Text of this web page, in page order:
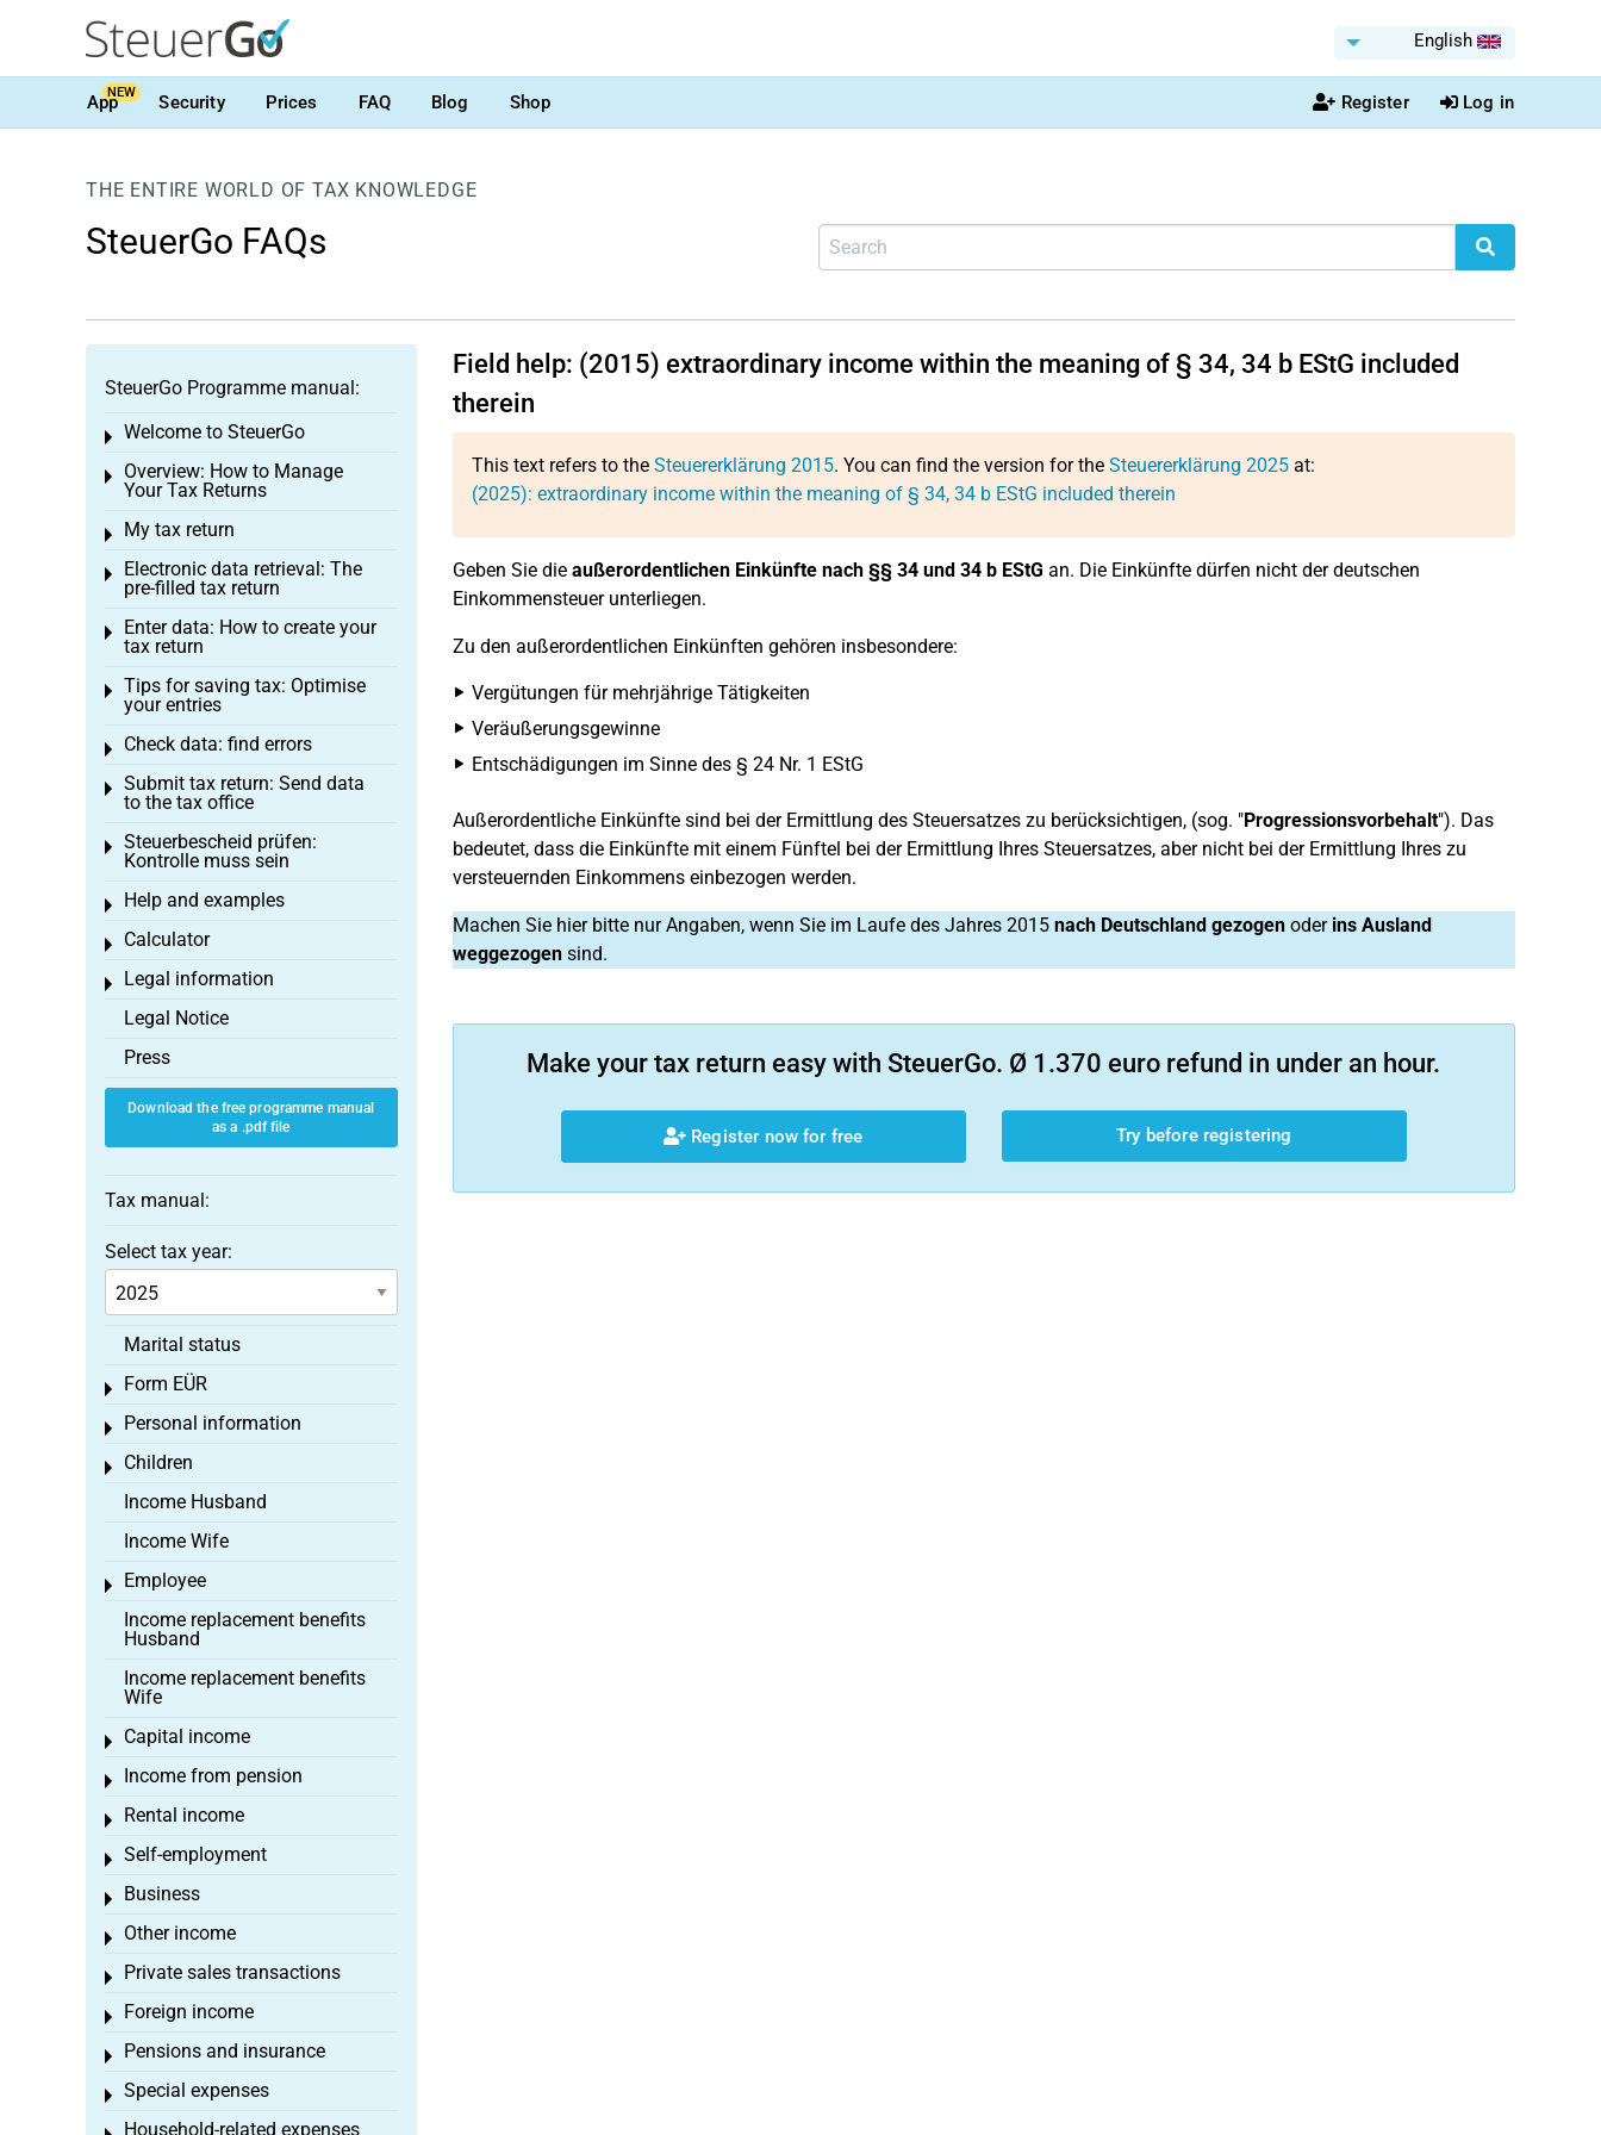
English
AppNEW Security Prices FAQ Blog Shop Register Log in
THE ENTIRE WORLD OF TAX KNOWLEDGE
SteuerGo FAQs
Field help: (2015) extraordinary income within the meaning of § 34, 34 b EStG included
therein
This text refers to the Steuererklärung 2015. You can find the version for the Steuererklärung 2025at:
(2025): extraordinary income within the meaning of § 34, 34 b EStG included therein
Geben Sie die außerordentlichen Einkünfte nach §§ 34 und 34 b EStG an. Die Einkünfte dürfen nicht der deutschen
Einkommensteuer unterliegen.
Zu den außerordentlichen Einkünften gehören insbesondere:
Vergütungen für mehrjährige Tätigkeiten
Veräußerungsgewinne
Entschädigungen im Sinne des § 24 Nr. 1 EStG
Außerordentliche Einkünfte sind bei der Ermittlung des Steuersatzes zu berücksichtigen, (sog. "Progressionsvorbehalt"). Das
bedeutet, dass die Einkünfte mit einem Fünftel bei der Ermittlung Ihres Steuersatzes, aber nicht bei der Ermittlung Ihres zu
versteuernden Einkommens einbezogen werden.
Machen Sie hier bitte nur Angaben, wenn Sie im Laufe des Jahres 2015 nach Deutschland gezogen oderins Ausland
weggezogensind.
Make your tax return easy with SteuerGo. Ø 1.370 euro refund in under an hour.
Register now for free Try before registering
SteuerGo Programme manual:
Welcome to SteuerGo
Toggle menu
Overview: How to Manage
Your Tax Returns
Toggle menu
My tax return
Toggle menu
Electronic data retrieval: The
pre-filled tax return
Toggle menu
Enter data: How to create your
tax return
Toggle menu
Tips for saving tax: Optimise
your entries
Toggle menu
Check data: find errors
Toggle menu
Submit tax return: Send data
to the tax office
Toggle menu
Steuerbescheid prüfen:
Kontrolle muss sein
Toggle menu
Help and examples
Toggle menu
Calculator
Toggle menu
Legal information
Toggle menu
Legal Notice
Press
Download the free programme manual
as a .pdf file
Tax manual:
Select tax year:
Marital status
Form EÜR
Toggle menu
Personal information
Toggle menu
Children
Toggle menu
Income Husband
Income Wife
Employee
Toggle menu
Income replacement benefits
Husband
Income replacement benefits
Wife
Capital income
Toggle menu
Income from pension
Toggle menu
Rental income
Toggle menu
Self-employment
Toggle menu
Business
Toggle menu
Other income
Toggle menu
Private sales transactions
Toggle menu
Foreign income
Toggle menu
Pensions and insurance
Toggle menu
Special expenses
Toggle menu
Household-related expenses